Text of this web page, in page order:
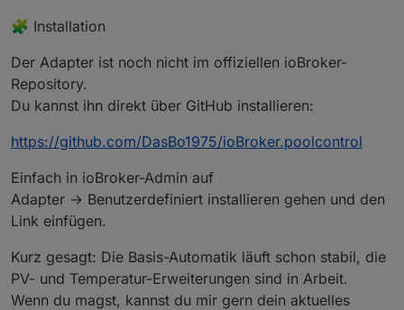
🧩 Installation
Der Adapter ist noch nicht im offiziellen ioBroker-
Repository.
Du kannst ihn direkt über GitHub installieren:
https://github.com/DasBo1975/ioBroker.poolcontrol
Einfach in ioBroker-Admin auf
Adapter → Benutzerdefiniert installieren gehen und den
Link einfügen.
Kurz gesagt: Die Basis-Automatik läuft schon stabil, die
PV- und Temperatur-Erweiterungen sind in Arbeit.
Wenn du magst, kannst du mir gern dein aktuelles